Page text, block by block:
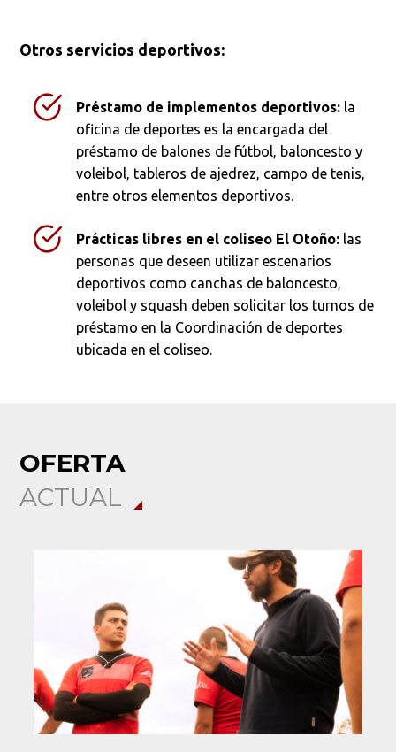
Otros servicios deportivos:
Préstamo de implementos deportivos: la
oficina de deportes es la encargada del
préstamo de balones de fútbol, baloncesto y
voleibol, tableros de ajedrez, campo de tenis,
entre otros elementos deportivos.
Prácticas libres en el coliseo El Otoño: las
personas que deseen utilizar escenarios
deportivos como canchas de baloncesto,
voleibol y squash deben solicitar los turnos de
préstamo en la Coordinación de deportes
ubicada en el coliseo.
OFERTA
ACTUAL